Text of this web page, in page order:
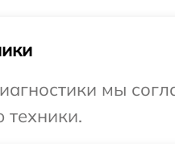
мы
техники.